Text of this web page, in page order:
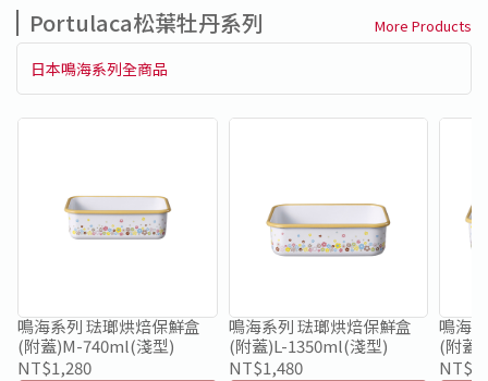
Portulaca松葉牡丹系列 More Products
日本鳴海系列全商品
鳴海系列 琺瑯烘焙保鮮盒
(附蓋)M-740ml(淺型)
NT$1,280
鳴海系列 琺瑯烘焙保鮮盒
(附蓋)L-1350ml(淺型)
NT$1,480
鳴海
(附蓋